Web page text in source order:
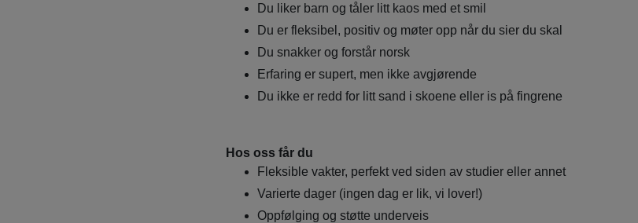
Du liker barn og tåler litt kaos med et smil
Du er fleksibel, positiv og møter opp når du sier du skal
Du snakker og forstår norsk
Erfaring er supert, men ikke avgjørende
Du ikke er redd for litt sand i skoene eller is på fingrene
Hos oss får du
Fleksible vakter, perfekt ved siden av studier eller annet
Varierte dager (ingen dag er lik, vi lover!)
Oppfølging og støtte underveis